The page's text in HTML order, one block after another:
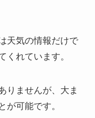
天気の情報だけで
くれています。
りませんが、大ま
が可能です。